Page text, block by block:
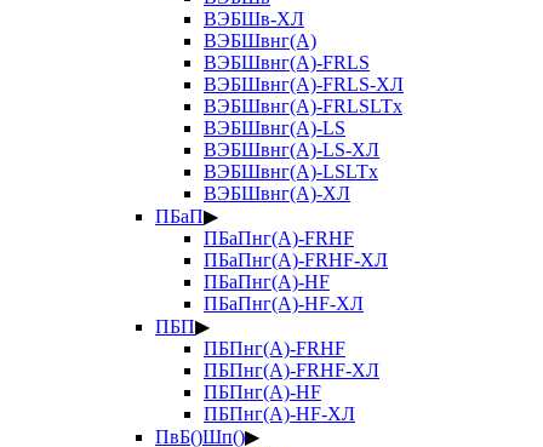
ВЭБШв-ХЛ
ВЭБШвнг(А)
ВЭБШвнг(А)-FRLS
ВЭБШвнг(А)-FRLS-ХЛ
ВЭБШвнг(А)-FRLSLTx
ВЭБШвнг(А)-LS
ВЭБШвнг(А)-LS-ХЛ
ВЭБШвнг(А)-LSLTx
ВЭБШвнг(А)-ХЛ
ПБаП▶
ПБаПнг(А)-FRHF
ПБаПнг(А)-FRHF-ХЛ
ПБаПнг(А)-HF
ПБаПнг(А)-HF-ХЛ
ПБП▶
ПБПнг(А)-FRHF
ПБПнг(А)-FRHF-ХЛ
ПБПнг(А)-HF
ПБПнг(А)-HF-ХЛ
ПвБ()Шп()▶